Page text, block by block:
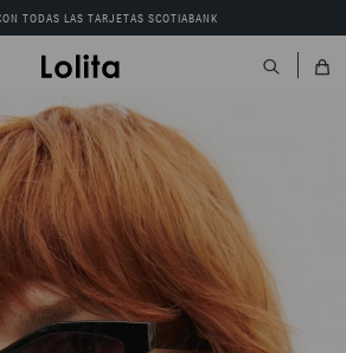
TODAS LAS TARJETAS SCOTIABANK